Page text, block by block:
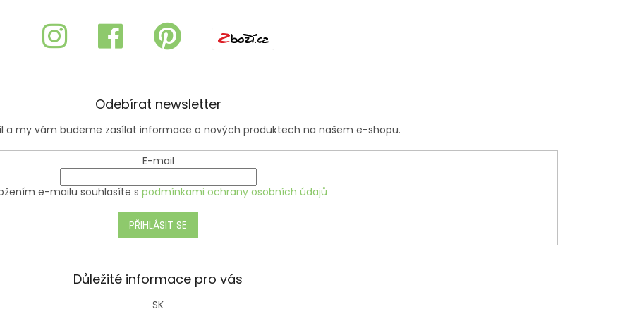
Odebírat newsletter
a my vám budeme zasílat informace o nových produktech na našem e-shopu.
E-mail
e-mailu souhlasíte s podmínkami ochrany osobních údajů
PŘIHLÁSIT SE
Důležité informace pro vás
SK